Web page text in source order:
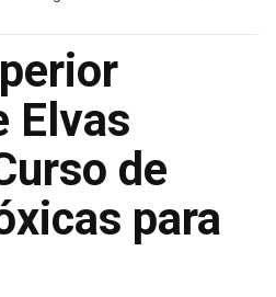
Elvas
de
para